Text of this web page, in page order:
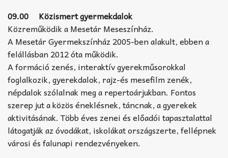
09.00 Közismert gyermekdalok
Közreműködik a Mesetár Meseszínház.
A Mesetár Gyermekszínház 2005-ben alakult, ebben a
felállásban 2012 óta működik.
A formáció zenés, interaktív gyerekműsorokkal
foglalkozik, gyerekdalok, rajz-és mesefilm zenék,
népdalok szólalnak meg a repertoárjukban. Fontos
szerep jut a közös éneklésnek, táncnak, a gyerekek
aktivitásának. Több éves zenei és előadói tapasztalattal
látogatják az óvodákat, iskolákat országszerte, fellépnek
városi és falunapi rendezvényeken.